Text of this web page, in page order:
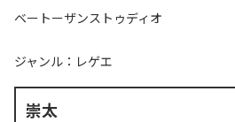
ベートーザンストゥディオ
ジャンル： レゲエ
崇太